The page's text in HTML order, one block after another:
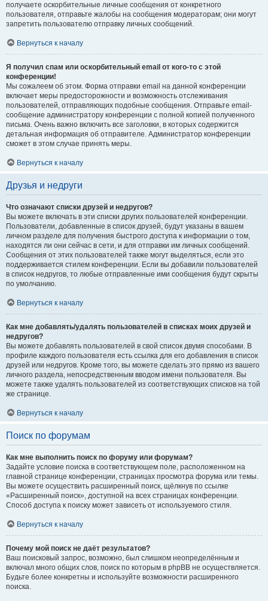
получаете оскорбительные личные сообщения от конкретного
пользователя, отправьте жалобы на сообщения модераторам; они могут
запретить пользователю отправку личных сообщений.
Вернуться к началу
Я получил спам или оскорбительный email от кого-то с этой
конференции!
Мы сожалеем об этом. Форма отправки email на данной конференции
включает меры предосторожности и возможность отслеживания
пользователей, отправляющих подобные сообщения. Отправьте email-
сообщение администратору конференции с полной копией полученного
письма. Очень важно включить все заголовки, в которых содержится
детальная информация об отправителе. Администратор конференции
сможет в этом случае принять меры.
Вернуться к началу
Друзья и недруги
Что означают списки друзей и недругов?
Вы можете включать в эти списки других пользователей конференции.
Пользователи, добавленные в список друзей, будут указаны в вашем
личном разделе для получения быстрого доступа к информации о том,
находятся ли они сейчас в сети, и для отправки им личных сообщений.
Сообщения от этих пользователей также могут выделяться, если это
поддерживается стилем конференции. Если вы добавили пользователей
в список недругов, то любые отправленные ими сообщения будут скрыты
по умолчанию.
Вернуться к началу
Как мне добавлять/удалять пользователей в списках моих друзей и
недругов?
Вы можете добавлять пользователей в свой список двумя способами. В
профиле каждого пользователя есть ссылка для его добавления в список
друзей или недругов. Кроме того, вы можете сделать это прямо из вашего
личного раздела, непосредственным вводом имени пользователя. Вы
можете также удалять пользователей из соответствующих списков на той
же странице.
Вернуться к началу
Поиск по форумам
Как мне выполнить поиск по форуму или форумам?
Задайте условие поиска в соответствующем поле, расположенном на
главной странице конференции, страницах просмотра форума или темы.
Вы можете осуществить расширенный поиск, щёлкнув по ссылке
«Расширенный поиск», доступной на всех страницах конференции.
Способ доступа к поиску может зависеть от используемого стиля.
Вернуться к началу
Почему мой поиск не даёт результатов?
Ваш поисковый запрос, возможно, был слишком неопределённым и
включал много общих слов, поиск по которым в phpBB не осуществляется.
Будьте более конкретны и используйте возможности расширенного
поиска.